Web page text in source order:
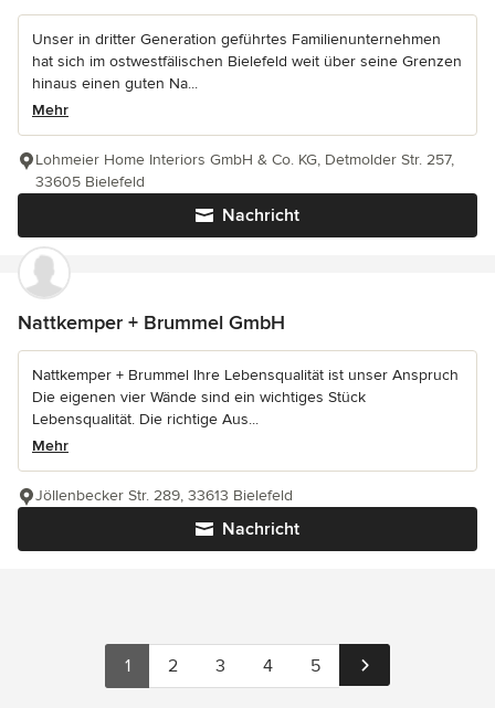
Unser in dritter Generation geführtes Familienunternehmen
hat sich im ostwestfälischen Bielefeld weit über seine Grenzen
hinaus einen guten Na...
Mehr
Nachricht
Lohmeier Home Interiors GmbH & Co. KG, Detmolder Str. 257,
33605 Bielefeld
Nattkemper + Brummel GmbH
Nattkemper + Brummel Ihre Lebensqualität ist unser Anspruch
Die eigenen vier Wände sind ein wichtiges Stück
Lebensqualität. Die richtige Aus...
Mehr
Nachricht
Jöllenbecker Str. 289, 33613 Bielefeld
1 2 3 4 5